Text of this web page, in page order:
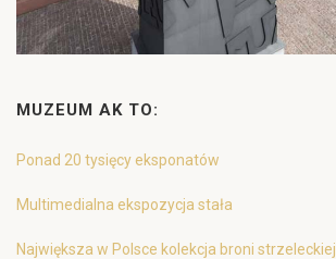
MUZEUM AK TO:
Ponad 20 tysięcy eksponatów
Multimedialna ekspozycja stała
Największa w Polsce kolekcja broni strzeleckiej